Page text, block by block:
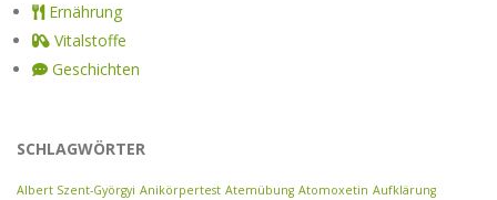
Ernährung
Vitalstoffe
Geschichten
SCHLAGWÖRTER
Albert Szent-Györgyi Anikörpertest Atemübung Atomoxetin Aufklärung